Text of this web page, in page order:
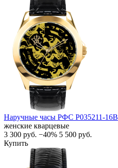
Наручные часы РФС P035211-16B
женские кварцевые
3 300 руб. −40% 5 500 руб.
Купить